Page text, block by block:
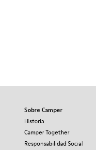
Sobre Camper
Historia
Camper Together
Responsabilidad Social